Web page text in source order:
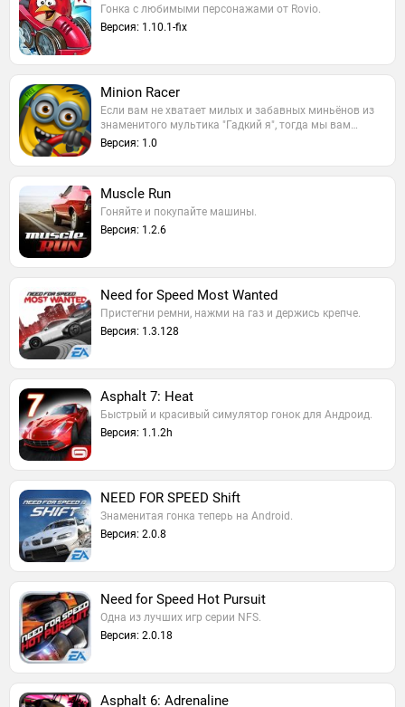
Гонка с любимыми персонажами от Rovio.
Версия: 1.10.1-fix
Minion Racer
Если вам не хватает милых и забавных миньёнов из
знаменитого мультика "Гадкий я", тогда мы вам…
Версия: 1.0
Muscle Run
Гоняйте и покупайте машины.
Версия: 1.2.6
Need for Speed Most Wanted
Пристегни ремни, нажми на газ и держись крепче.
Версия: 1.3.128
Asphalt 7: Heat
Быстрый и красивый симулятор гонок для Андроид.
Версия: 1.1.2h
NEED FOR SPEED Shift
Знаменитая гонка теперь на Android.
Версия: 2.0.8
Need for Speed Hot Pursuit
Одна из лучших игр серии NFS.
Версия: 2.0.18
Asphalt 6: Adrenaline